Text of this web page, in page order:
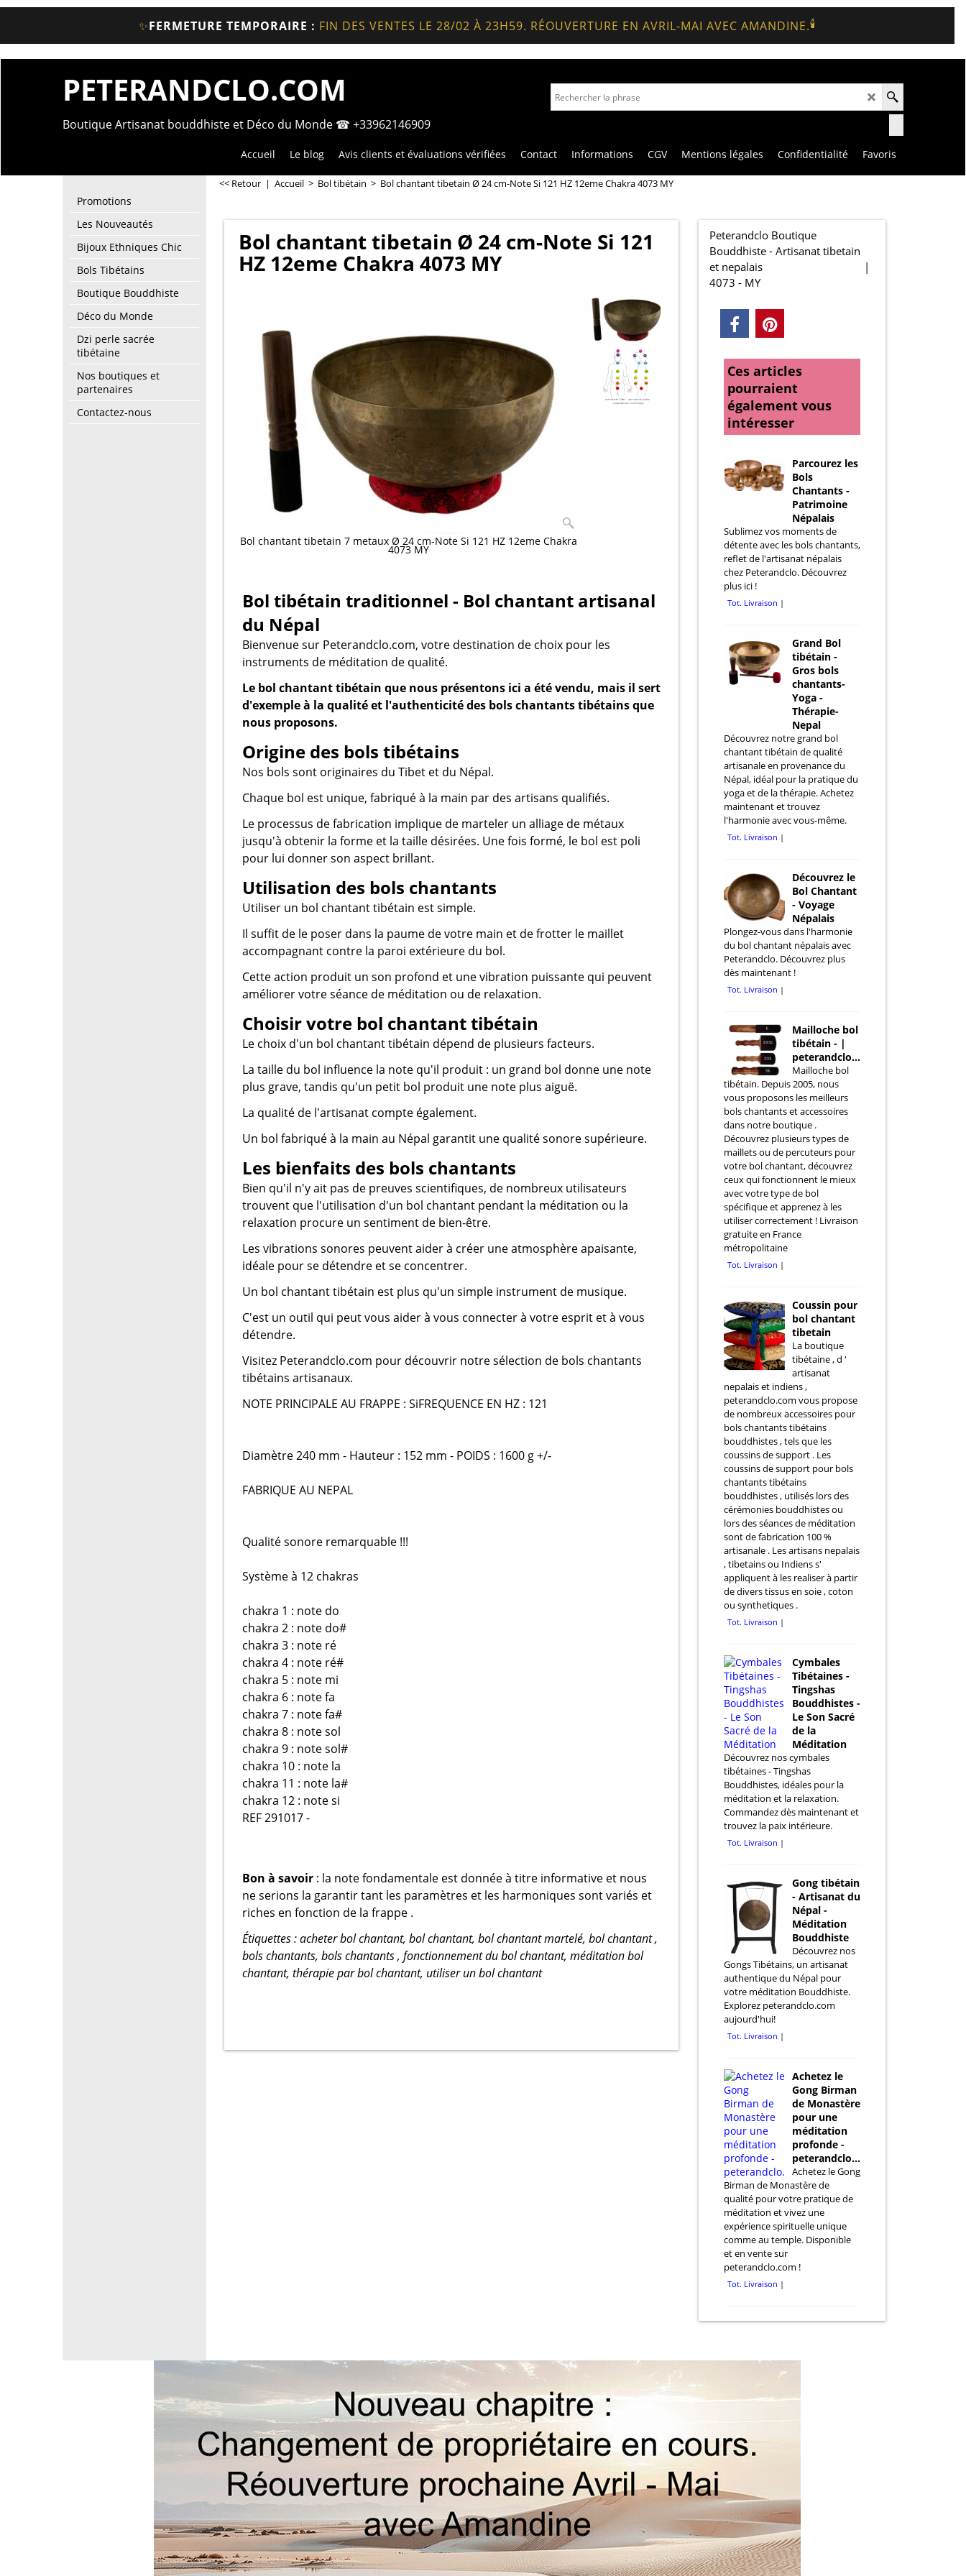
✨FERMETURE TEMPORAIRE : FIN DES VENTES LE 28/02 À 23H59. RÉOUVERTURE EN AVRIL-MAI AVEC AMANDINE.🕯️
PETERANDCLO.COM
Boutique Artisanat bouddhiste et Déco du Monde ☎ +33962146909
Accueil Le blog Avis clients et évaluations vérifiées Contact Informations CGV Mentions légales Confidentialité Favoris
Promotions
Les Nouveautés
Bijoux Ethniques Chic
Bols Tibétains
Boutique Bouddhiste
Déco du Monde
Dzi perle sacrée
tibétaine
Nos boutiques et
partenaires
Contactez-nous
<< Retour | Accueil > Bol tibétain > Bol chantant tibetain Ø 24 cm-Note Si 121 HZ 12eme Chakra 4073 MY
Bol chantant tibetain Ø 24 cm-Note Si 121
HZ 12eme Chakra 4073 MY
Bol chantant tibetain 7 metaux Ø 24 cm-Note Si 121 HZ 12eme Chakra
4073 MY
Bol tibétain traditionnel - Bol chantant artisanal
du Népal
Bienvenue sur Peterandclo.com, votre destination de choix pour les
instruments de méditation de qualité.
Le bol chantant tibétain que nous présentons ici a été vendu, mais il sert
d'exemple à la qualité et l'authenticité des bols chantants tibétains que
nous proposons.
Origine des bols tibétains
Nos bols sont originaires du Tibet et du Népal.
Chaque bol est unique, fabriqué à la main par des artisans qualifiés.
Le processus de fabrication implique de marteler un alliage de métaux
jusqu'à obtenir la forme et la taille désirées. Une fois formé, le bol est poli
pour lui donner son aspect brillant.
Utilisation des bols chantants
Utiliser un bol chantant tibétain est simple.
Il suffit de le poser dans la paume de votre main et de frotter le maillet
accompagnant contre la paroi extérieure du bol.
Cette action produit un son profond et une vibration puissante qui peuvent
améliorer votre séance de méditation ou de relaxation.
Choisir votre bol chantant tibétain
Le choix d'un bol chantant tibétain dépend de plusieurs facteurs.
La taille du bol influence la note qu'il produit : un grand bol donne une note
plus grave, tandis qu'un petit bol produit une note plus aiguë.
La qualité de l'artisanat compte également.
Un bol fabriqué à la main au Népal garantit une qualité sonore supérieure.
Les bienfaits des bols chantants
Bien qu'il n'y ait pas de preuves scientifiques, de nombreux utilisateurs
trouvent que l'utilisation d'un bol chantant pendant la méditation ou la
relaxation procure un sentiment de bien-être.
Les vibrations sonores peuvent aider à créer une atmosphère apaisante,
idéale pour se détendre et se concentrer.
Un bol chantant tibétain est plus qu'un simple instrument de musique.
C'est un outil qui peut vous aider à vous connecter à votre esprit et à vous
détendre.
Visitez Peterandclo.com pour découvrir notre sélection de bols chantants
tibétains artisanaux.
NOTE PRINCIPALE AU FRAPPE : SiFREQUENCE EN HZ : 121
Diamètre 240 mm - Hauteur : 152 mm - POIDS : 1600 g +/-
FABRIQUE AU NEPAL
Qualité sonore remarquable !!!
Système à 12 chakras
chakra 1 : note do
chakra 2 : note do#
chakra 3 : note ré
chakra 4 : note ré#
chakra 5 : note mi
chakra 6 : note fa
chakra 7 : note fa#
chakra 8 : note sol
chakra 9 : note sol#
chakra 10 : note la
chakra 11 : note la#
chakra 12 : note si
REF 291017 -
Bon à savoir : la note fondamentale est donnée à titre informative et nous
ne serions la garantir tant les paramètres et les harmoniques sont variés et
riches en fonction de la frappe .
Étiquettes : acheter bol chantant, bol chantant, bol chantant martelé, bol chantant ,
bols chantants, bols chantants , fonctionnement du bol chantant, méditation bol
chantant, thérapie par bol chantant, utiliser un bol chantant
Peterandclo Boutique
Bouddhiste - Artisanat tibetain
et nepalais
4073 - MY
Ces articles
pourraient
également vous
intéresser
Parcourez les
Bols
Chantants -
Patrimoine
Népalais
Sublimez vos moments de
détente avec les bols chantants,
reflet de l'artisanat népalais
chez Peterandclo. Découvrez
plus ici !
Tot. Livraison
Grand Bol
tibétain -
Gros bols
chantants-
Yoga -
Thérapie-
Nepal
Découvrez notre grand bol
chantant tibétain de qualité
artisanale en provenance du
Népal, idéal pour la pratique du
yoga et de la thérapie. Achetez
maintenant et trouvez
l'harmonie avec vous-même.
Tot. Livraison
Découvrez le
Bol Chantant
- Voyage
Népalais
Plongez-vous dans l'harmonie
du bol chantant népalais avec
Peterandclo. Découvrez plus
dès maintenant !
Tot. Livraison
Mailloche bol
tibétain - |
peterandclo.com
Mailloche bol
tibétain. Depuis 2005, nous
vous proposons les meilleurs
bols chantants et accessoires
dans notre boutique .
Découvrez plusieurs types de
maillets ou de percuteurs pour
votre bol chantant, découvrez
ceux qui fonctionnent le mieux
avec votre type de bol
spécifique et apprenez à les
utiliser correctement ! Livraison
gratuite en France
métropolitaine
Tot. Livraison
Coussin pour
bol chantant
tibetain
La boutique
tibétaine , d '
artisanat
nepalais et indiens ,
peterandclo.com vous propose
de nombreux accessoires pour
bols chantants tibétains
bouddhistes , tels que les
coussins de support . Les
coussins de support pour bols
chantants tibétains
bouddhistes , utilisés lors des
cérémonies bouddhistes ou
lors des séances de méditation
sont de fabrication 100 %
artisanale . Les artisans nepalais
, tibetains ou Indiens s'
appliquent à les realiser à partir
de divers tissus en soie , coton
ou synthetiques .
Tot. Livraison
Cymbales
Tibétaines -
Tingshas
Bouddhistes -
Le Son Sacré
de la
Méditation
Découvrez nos cymbales
tibétaines - Tingshas
Bouddhistes, idéales pour la
méditation et la relaxation.
Commandez dès maintenant et
trouvez la paix intérieure.
Tot. Livraison
Gong tibétain
- Artisanat du
Népal -
Méditation
Bouddhiste
Découvrez nos
Gongs Tibétains, un artisanat
authentique du Népal pour
votre méditation Bouddhiste.
Explorez peterandclo.com
aujourd'hui!
Tot. Livraison
Achetez le
Gong Birman
de Monastère
pour une
méditation
profonde -
peterandclo.com
Achetez le Gong
Birman de Monastère de
qualité pour votre pratique de
méditation et vivez une
expérience spirituelle unique
comme au temple. Disponible
et en vente sur
peterandclo.com !
Tot. Livraison